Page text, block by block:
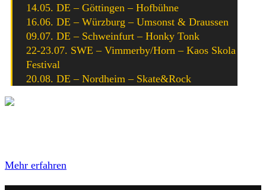
14.05. DE – Göttingen – Hofbühne
16.06. DE – Würzburg – Umsonst & Draussen
09.07. DE – Schweinfurt – Honky Tonk
22-23.07. SWE – Vimmerby/Horn – Kaos Skola
Festival
20.08. DE – Nordheim – Skate&Rock
Mehr erfahren